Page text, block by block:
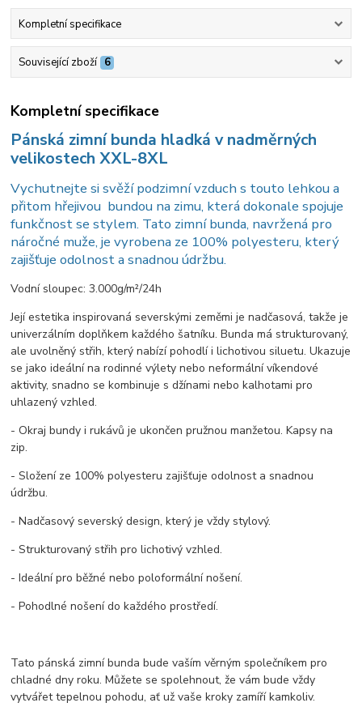
Kompletní specifikace
Související zboží 6
Kompletní specifikace
Pánská zimní bunda hladká v nadměrných
velikostech XXL-8XL
Vychutnejte si svěží podzimní vzduch s touto lehkou a
přitom hřejivou bundou na zimu, která dokonale spojuje
funkčnost se stylem. Tato zimní bunda, navržená pro
náročné muže, je vyrobena ze 100% polyesteru, který
zajišťuje odolnost a snadnou údržbu.
Vodní sloupec: 3.000g/m²/24h
Její estetika inspirovaná severskými zeměmi je nadčasová, takže je
univerzálním doplňkem každého šatníku. Bunda má strukturovaný,
ale uvolněný střih, který nabízí pohodlí i lichotivou siluetu. Ukazuje
se jako ideální na rodinné výlety nebo neformální víkendové
aktivity, snadno se kombinuje s džínami nebo kalhotami pro
uhlazený vzhled.
- Okraj bundy i rukávů je ukončen pružnou manžetou. Kapsy na
zip.
- Složení ze 100% polyesteru zajišťuje odolnost a snadnou
údržbu.
- Nadčasový severský design, který je vždy stylový.
- Strukturovaný střih pro lichotivý vzhled.
- Ideální pro běžné nebo poloformální nošení.
- Pohodlné nošení do každého prostředí.
Tato pánská zimní bunda bude vaším věrným společníkem pro
chladné dny roku. Můžete se spolehnout, že vám bude vždy
vytvářet tepelnou pohodu, ať už vaše kroky zamíří kamkoliv.